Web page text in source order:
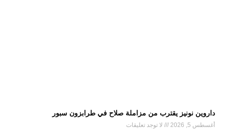
داروين نونيز يقترب من مزاملة صلاح في طرابزون سبور
أغسطس 5, 2026 لا توجد تعليقات